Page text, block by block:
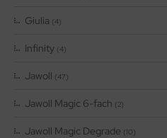
Giulia (4)
Infinity (4)
Jawoll (47)
Jawoll Magic 6-fach (2)
Jawoll Magic Degrade (10)